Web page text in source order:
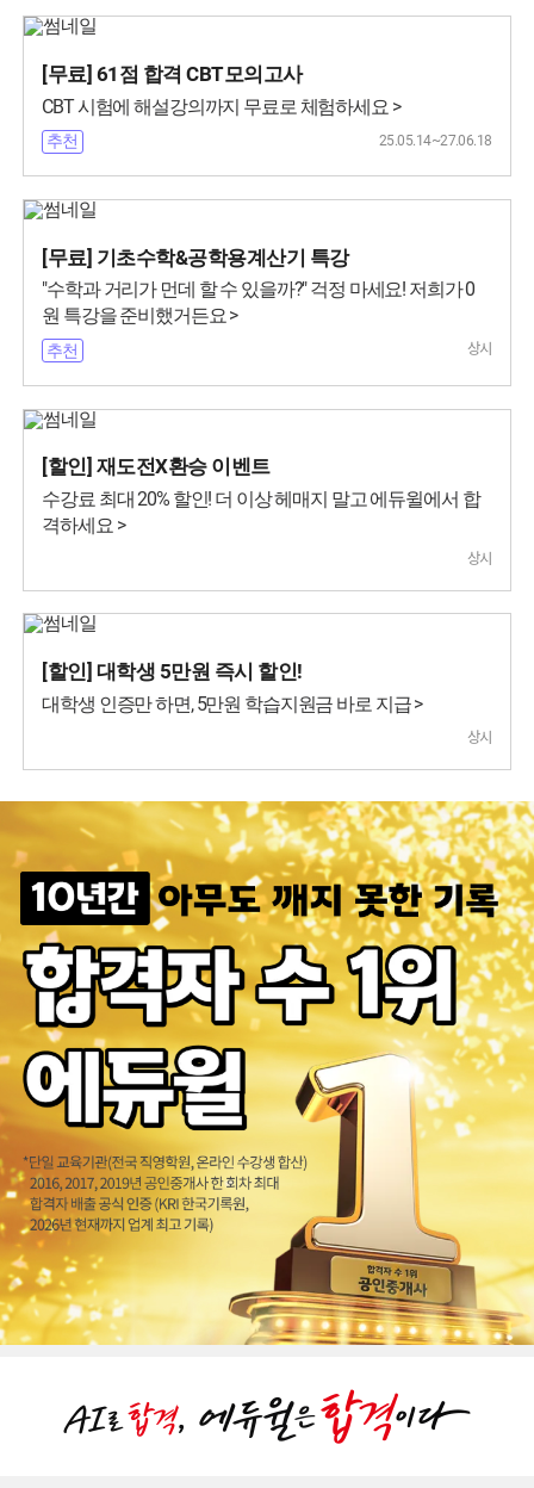
[무료] 61점 합격 CBT모의고사
CBT 시험에 해설강의까지 무료로 체험하세요 >
추천 25.05.14~27.06.18
[무료] 기초수학&공학용계산기 특강
"수학과 거리가 먼데 할 수 있을까?" 걱정 마세요! 저희가 0
원 특강을 준비했거든요 >
추천 상시
[할인] 재도전X환승 이벤트
수강료 최대 20% 할인! 더 이상 헤매지 말고 에듀윌에서 합
격하세요 >
상시
[할인] 대학생 5만원 즉시 할인!
대학생 인증만 하면, 5만원 학습지원금 바로 지급 >
상시